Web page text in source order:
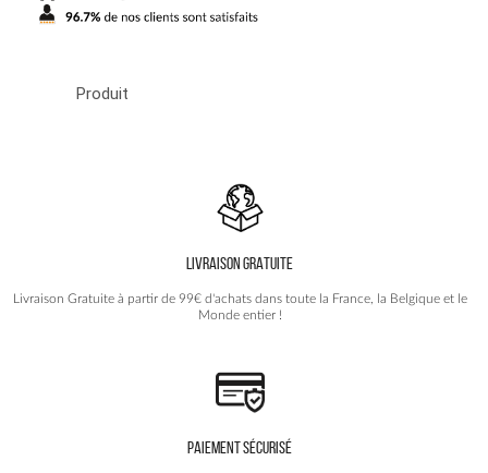
Produit
LIVRAISON GRATUITE
Livraison Gratuite à partir de 99€ d'achats dans toute la France, la Belgique et le
Monde entier !
PAIEMENT SÉCURISÉ